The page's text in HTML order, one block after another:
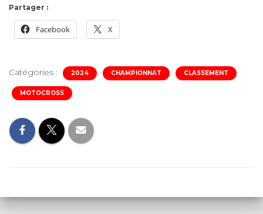
Partager :
Facebook X
Catégories : 2024 CHAMPIONNAT CLASSEMENT
MOTOCROSS